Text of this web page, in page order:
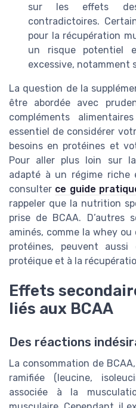
sur les effets
contradictoires.
pour la récupération
un risque potentiel
excessive, notamment
La question de la
être abordée avec
compléments
essentiel de considérer
besoins en protéines et
Pour aller plus loin sur
adapté à un régime riche
consulter ce guide
rappeler que la nutrition
prise de BCAA. D’autres
aminés, comme la whey
protéines, peuvent
protéique et à la
Effets
liés aux BCAA
Des réactions
La consommation de
ramifiée (leucine,
associée à la